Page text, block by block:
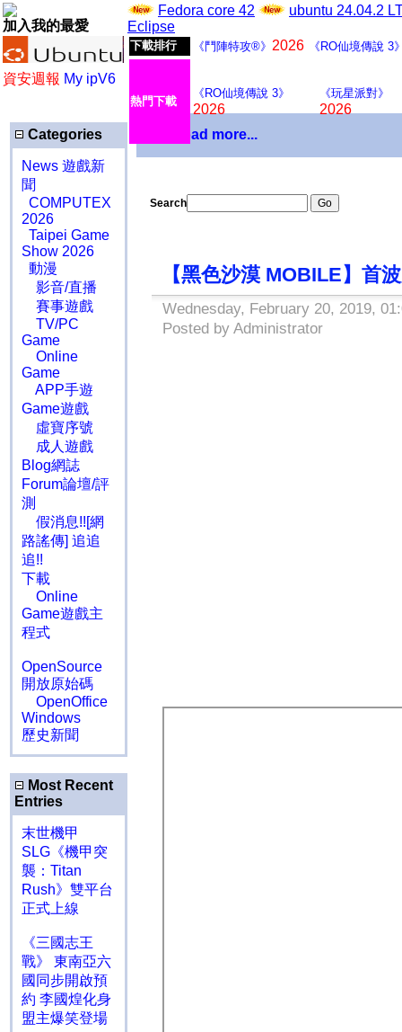
加入我的最愛
資安週報 My ipV6
Fedora core 42
ubuntu 24.04.2
Eclipse
下載排行 《鬥陣特攻®》 2026 《RO仙境傳說 3
熱門下載
《RO仙境傳說 3》
2026
《玩星派對》
2026
Categories
News 遊戲新
聞
COMPUTEX
2026
Taipei Game
Show 2026
動漫
影音/直播
賽事遊戲
TV/PC
Game
Online
Game
APP手遊
Game遊戲
虛寶序號
成人遊戲
Blog網誌
Forum論壇/評
測
假消息!![網
路謠傳] 追追
追!!
下載
Online
Game遊戲主
程式
OpenSource
開放原始碼
OpenOffice
Windows
歷史新聞
Most Recent
Entries
末世機甲
SLG《機甲突
襲：Titan
Rush》雙平台
正式上線
《三國志王
戰》 東南亞六
國同步開啟預
約 李國煌化身
盟主爆笑登場
Download more...
Search
【黑色沙漠 MOBILE】首
Wednesday, February 20, 2019,
Posted by Administrator